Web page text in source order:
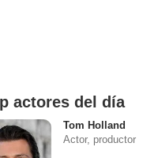
actores del día
Tom Holland
Actor, productor